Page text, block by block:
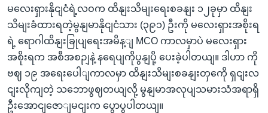
မလေးရှားနိုငျငံရဲ့လဝက ထိနျးသိမျးရေးစခနျး ၁၂ခုမှာ ထိနျး
သိမျးခံထားရတဲ့မွနျမာနိုငျငံသား (၃၉၁) ဦးကို မလေးရှားအစိုးရ
ရဲ့ ရောဂါထိနျးခြုပျရေးအမိန့ျ MCO ကာလမှာပဲ မလေးရှား
အစိုးရက အစီအစဉျနဲ့ နရေပျကိုပွနျပို့ ပေးခဲ့ပါတယျ။ ဒါဟာ ကို
ဗဈ ၁၉ အရေးပေါျကာလမှာ ထိနျးသိမျးစခနျးတှကေို ရှငျးလ
ငျးလိုကျတဲ့ သဘောဖွဈတယျလို့ မွနျမာအလုပျသမားသံအရာရှိ
ဦးအောငျဇောျမငျးက ပွောပွပါတယျ။